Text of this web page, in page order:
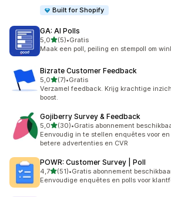
Built for Shopify
GA: AI Polls
5,0van 5 sterren
(5)
5 recensies in totaal
•Gratis
Maak een poll, peiling en stempoll om
Bizrate Customer Feedback
5,0van 5 sterren
(7)
7 recensies in totaal
•Gratis
Verzamel feedback. Krijg krachtige
boost.
Gojiberry Survey & Feedback
5,0van 5 sterren
(30)
30 recensies in totaal
•Gratis abonnement
Eenvoudig in te stellen enquêtes voor en
betere advertenties en CVR
POWR: Customer Survey | Poll
4,7van 5 sterren
(51)
51 recensies in totaal
•Gratis abonnement
Eenvoudige enquêtes en polls voor